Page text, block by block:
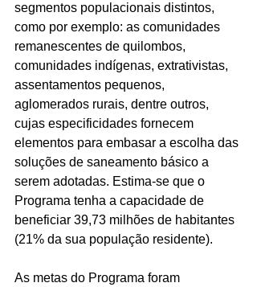
segmentos populacionais distintos,
como por exemplo: as comunidades
remanescentes de quilombos,
comunidades indígenas, extrativistas,
assentamentos pequenos,
aglomerados rurais, dentre outros,
cujas especificidades fornecem
elementos para embasar a escolha das
soluções de saneamento básico a
serem adotadas. Estima-se que o
Programa tenha a capacidade de
beneficiar 39,73 milhões de habitantes
(21% da sua população residente).
As metas do Programa foram